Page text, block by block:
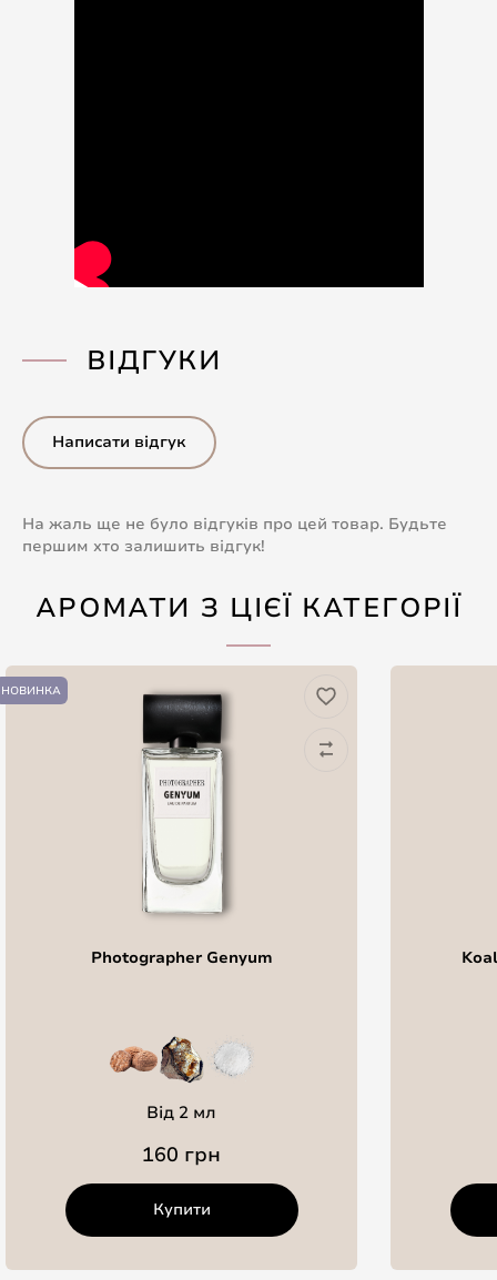
ВІДГУКИ
Написати відгук
На жаль ще не було відгуків про цей товар. Будьте
першим хто залишить відгук!
АРОМАТИ З ЦІЄЇ КАТЕГОРІЇ
НОВИНКА
Photographer Genyum
Від 2 мл
160 грн
Купити